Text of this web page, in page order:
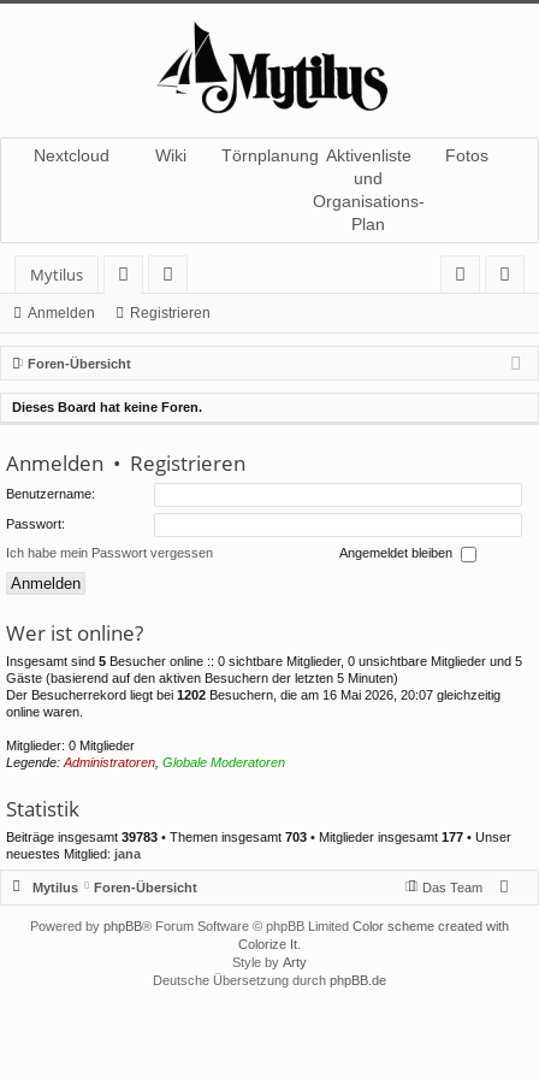
Nextcloud Wiki Törnplanung Aktivenliste
und
Organisations-
Plan
Fotos
Mytilus
or
en
itg
lie
de
r
m
el
de
ist
rie
re
Anmelden Registrieren
Foren-Übersicht
Dieses Board hat keine Foren.
Anmelden • Registrieren
Benutzername:
Passwort:
Ich habe mein Passwort vergessen Angemeldet bleiben
Wer ist online?
Insgesamt sind 5 Besucher online :: 0 sichtbare Mitglieder, 0 unsichtbare Mitglieder und 5
Gäste (basierend auf den aktiven Besuchern der letzten 5 Minuten)
Der Besucherrekord liegt bei 1202 Besuchern, die am 16 Mai 2026, 20:07 gleichzeitig
online waren.
Mitglieder: 0 Mitglieder
Legende: Administratoren Globale Moderatoren
Statistik
Beiträge insgesamt 39783 • Themen insgesamt 703 • Mitglieder insgesamt 177 • Unser
neuestes Mitglied: jana
Mytilus Foren-Übersicht Das Team
Powered by phpBB® Forum Software © phpBB Limited Color scheme created with
Colorize It
Style by Arty
Deutsche Übersetzung durch phpBB.de